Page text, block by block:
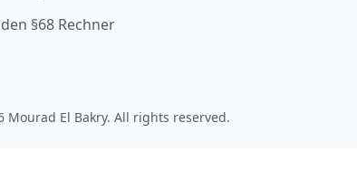
§68 Rechner
Mourad El Bakry. All rights reserved.